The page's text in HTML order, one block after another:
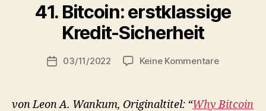
41. Bitcoin: erstklassige
Kredit-Sicherheit
Beitragsautor
V
o
r
Beitragsdatum
03/11/2022 Keine Kommentarezu
von Leon A. Wankum, Originaltitel: “Why Bitcoin